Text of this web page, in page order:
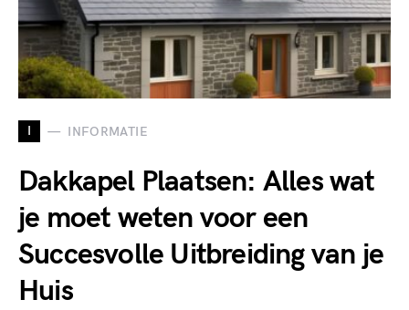
I INFORMATIE
Dakkapel Plaatsen: Alles wat
je moet weten voor een
Succesvolle Uitbreiding van je
Huis